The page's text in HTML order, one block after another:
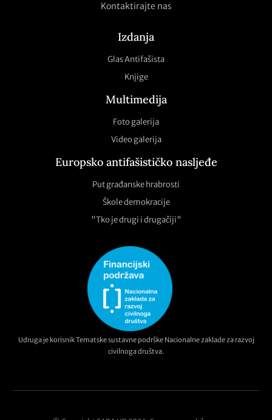
Kontaktirajte nas
Izdanja
Glas Antifašista
Knjige
Multimedija
Foto galerija
Video galerija
Europsko antifašističko nasljeđe
Put građanske hrabrosti
Škole demokracije
"Tko je drugi i drugačiji"
Udruga je korisnik Tematske sustavne podrške Nacionalne zaklade za razvoj
civilnoga društva.